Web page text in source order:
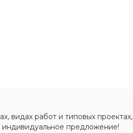
видах работ и типовых проектах,
индивидуальное предложение!